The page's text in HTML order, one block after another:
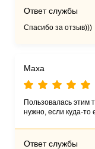
Ответ службы
Спасибо за отзыв)))
Маха
Пользовалась этим
нужно, если куда-то
Ответ службы